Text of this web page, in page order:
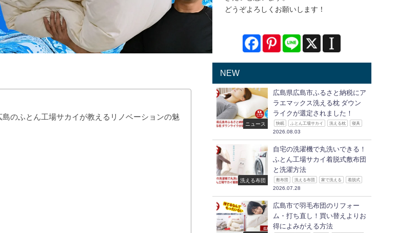
のふとん工場サカイが教えるリノベーションの魅
どうぞよろしくお願いします！
NEW
ニュース
広島県広島市ふるさと納税にア
ラエマックス洗える枕 ダウン
ライクが選定されました！
快眠 ふとん工場サカイ 洗える枕 寝具
2026.08.03
洗える布団
自宅の洗濯機で丸洗いできる！
ふとん工場サカイ着脱式敷布団
と洗濯方法
敷布団 洗える布団 家で洗える 着脱式
2026.07.28
広島市で羽毛布団のリフォー
ム・打ち直し！買い替えよりお
得によみがえる方法